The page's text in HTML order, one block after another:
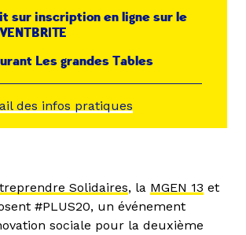
sur inscription en ligne sur le
Les grandes Tables
des infos pratiques
Solidaires, la MGEN 13 et
#PLUS20, un événement
sociale pour la deuxième